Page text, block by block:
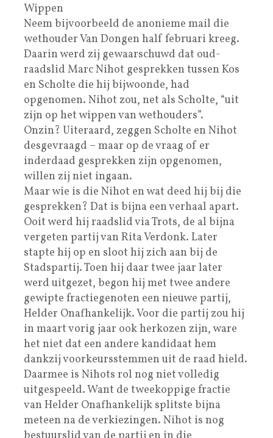
Wippen
Neem bijvoorbeeld de anonieme mail die
wethouder Van Dongen half februari kreeg.
Daarin werd zij gewaarschuwd dat oud-
raadslid Marc Nihot gesprekken tussen Kos
en Scholte die hij bijwoonde, had
opgenomen. Nihot zou, net als Scholte, “uit
zijn op het wippen van wethouders”.
Onzin? Uiteraard, zeggen Scholte en Nihot
desgevraagd – maar op de vraag of er
inderdaad gesprekken zijn opgenomen,
willen zij niet ingaan.
Maar wie is die Nihot en wat deed hij bij die
gesprekken? Dat is bijna een verhaal apart.
Ooit werd hij raadslid via Trots, de al bijna
vergeten partij van Rita Verdonk. Later
stapte hij op en sloot hij zich aan bij de
Stadspartij. Toen hij daar twee jaar later
werd uitgezet, begon hij met twee andere
gewipte fractiegenoten een nieuwe partij,
Helder Onafhankelijk. Voor die partij zou hij
in maart vorig jaar ook herkozen zijn, ware
het niet dat een andere kandidaat hem
dankzij voorkeursstemmen uit de raad hield.
Daarmee is Nihots rol nog niet volledig
uitgespeeld. Want de tweekoppige fractie
van Helder Onafhankelijk splitste bijna
meteen na de verkiezingen. Nihot is nog